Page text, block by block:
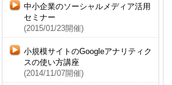
中小企業のソーシャルメディア活用
セミナー
(2015/01/23開催)
小規模サイトのGoogleアナリティク
スの使い方講座
(2014/11/07開催)